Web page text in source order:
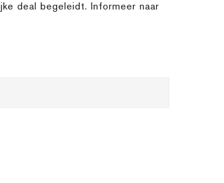
deal begeleidt. Informeer naar